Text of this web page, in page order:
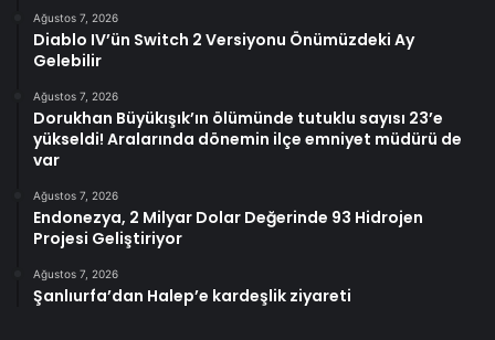
Ağustos 7, 2026
Diablo IV’ün Switch 2 Versiyonu Önümüzdeki Ay
Gelebilir
Ağustos 7, 2026
Dorukhan Büyükışık’ın ölümünde tutuklu sayısı 23’e
yükseldi! Aralarında dönemin ilçe emniyet müdürü de
var
Ağustos 7, 2026
Endonezya, 2 Milyar Dolar Değerinde 93 Hidrojen
Projesi Geliştiriyor
Ağustos 7, 2026
Şanlıurfa’dan Halep’e kardeşlik ziyareti